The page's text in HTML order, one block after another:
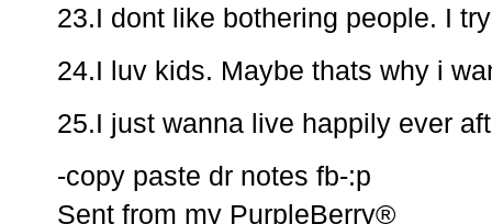
23.I dont like bothering people. I
24.I luv kids. Maybe thats why i
25.I just wanna live happily ever
-copy paste dr notes fb-:p
Sent from my PurpleBerry®